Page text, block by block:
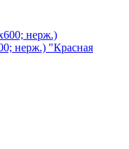
нерж.) "Красная